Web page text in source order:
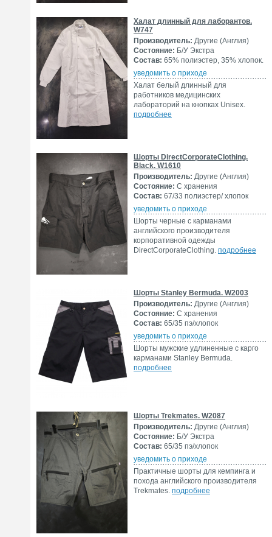
Халат длинный для лаборантов.
W747
Производитель: Другие (Англия)
Состояние: Б/У Экстра
Состав: 65% полиэстер, 35% хлопок.
уведомить о приходе
Халат белый длинный для
работников медицинских
лабораторий на кнопках Unisex.
подробнее
Шорты DirectCorporateClothing.
Black. W1610
Производитель: Другие (Англия)
Состояние: С хранения
Состав: 67/33 полиэстер/ хлопок
уведомить о приходе
Шорты черные с карманами
английского производителя
корпоративной одежды
DirectCorporateClothing. подробнее
Шорты Stanley Bermuda. W2003
Производитель: Другие (Англия)
Состояние: С хранения
Состав: 65/35 пэ/хлопок
уведомить о приходе
Шорты мужские удлиненные с карго
карманами Stanley Bermuda.
подробнее
Шорты Trekmates. W2087
Производитель: Другие (Англия)
Состояние: Б/У Экстра
Состав: 65/35 пэ/хлопок
уведомить о приходе
Практичные шорты для кемпинга и
похода английского производителя
Trekmates. подробнее